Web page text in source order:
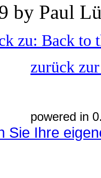
by Paul
zu: Back to
zurück
powered in
Sie Ihre